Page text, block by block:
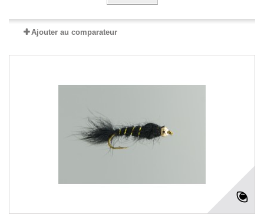
Ajouter au comparateur